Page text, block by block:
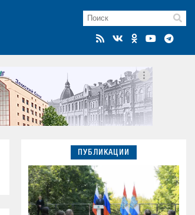
ПУБЛИКАЦИИ